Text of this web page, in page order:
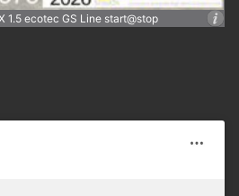
1.5 ecotec GS Line start@stop